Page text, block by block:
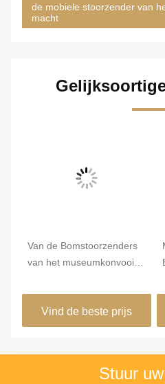
de mobiele stoorzender van
macht
Van de Bomstoorzenders
van het museumkonvooi
van het Voeding
Langzaam Begin
Vind de beste prijs
Stuur